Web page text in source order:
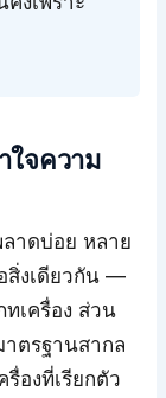
ใจความ
าดบ่อย หลาย
สิ่งเดียวกัน —
ทเครื่อง ส่วน
ตรฐานสากล
รื่องที่เรียกตัว